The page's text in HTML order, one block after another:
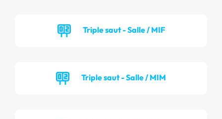
Triple saut - Salle / MIF
Triple saut - Salle / MIM